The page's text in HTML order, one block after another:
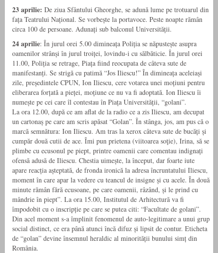
23 aprilie: De ziua Sfântului Gheorghe, se adună lume pe trotuarul din
fața Teatrului Național. Se vorbește la portavoce. Peste noapte rămân
circa 100 de persoane. Adunați sub balconul Universității.
24 aprilie: În jurul orei 5.00 dimineața Poliția se năpustește asupra
oamenilor strânși în jurul troiței, lovindu-i cu sălbăticie. În jurul orei
11.00, Poliția se retrage, Piața fiind reocupata de câteva sute de
manifestanți. Se strigă cu patimă “Jos Iliescu!” În dimineața aceleiași
zile, președintele CPUN, Ion Iliescu, cere votarea unei moțiuni pentru
eliberarea forțată a pieței, moțiune ce nu va fi adoptată. Ion Iliescu îi
numește pe cei care îl contestau în Piața Universității, “golani”.
La ora 12.00, după ce am aflat de la radio ce a zis Iliescu, am decupat
un cartonaș pe care am scris apăsat “Golan”. În stânga, jos, am pus că o
marcă semnătura: Ion Iliescu. Am tras la xerox câteva sute de bucăți și
cumpăr două cutii de ace. Îmi pun prietena (viitoarea soţie), Irina, să se
plimbe cu ecusonul pe piept, printre oamenii care comentau indignați
ofensă adusă de Iliescu. Chestia uimește, la început, dar foarte iute
apare reacția așteptată, de fronda ironică la adresa încruntatului Iliescu,
moment în care apar la vedere cu teancul de insigne și cu acele. În două
minute rămân fără ecusoane, pe care oamenii, râzând, și le prind cu
mândrie în piept”. La ora 15.00, Institutul de Arhitectură va fi
împodobit cu o inscripție pe care se putea citi: “Facultate de golani”.
Din acel moment s-a împlinit fenomenul de auto-legitimare a unui grup
social distinct, ce era până atunci încă difuz și lipsit de contur. Eticheta
de “golan” devine însemnul heraldic al minorității bunului simț din
România.